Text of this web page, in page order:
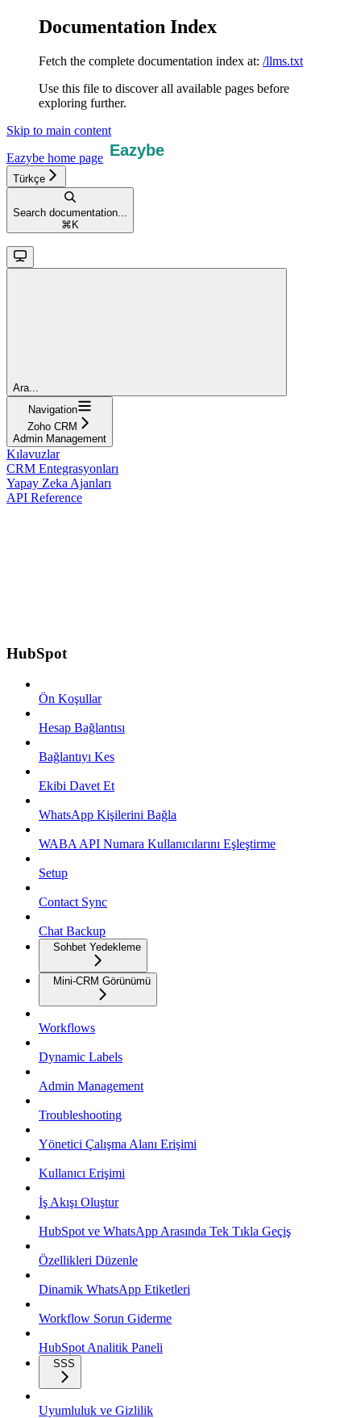
Documentation Index
Fetch the complete documentation index at: /llms.txt
Use this file to discover all available pages before
exploring further.
Skip to main content
Eazybe home page
Türkçe
Search documentation...
⌘ K
Ara...
Navigation
Zoho CRM
Admin Management
Kılavuzlar
CRM Entegrasyonları
Yapay Zeka Ajanları
API Reference
HubSpot
Ön Koşullar
Hesap Bağlantısı
Bağlantıyı Kes
Ekibi Davet Et
WhatsApp Kişilerini Bağla
WABA API Numara Kullanıcılarını Eşleştirme
Setup
Contact Sync
Chat Backup
Sohbet Yedekleme
Mini-CRM Görünümü
Workflows
Dynamic Labels
Admin Management
Troubleshooting
Yönetici Çalışma Alanı Erişimi
Kullanıcı Erişimi
İş Akışı Oluştur
HubSpot ve WhatsApp Arasında Tek Tıkla Geçiş
Özellikleri Düzenle
Dinamik WhatsApp Etiketleri
Workflow Sorun Giderme
HubSpot Analitik Paneli
SSS
Uyumluluk ve Gizlilik